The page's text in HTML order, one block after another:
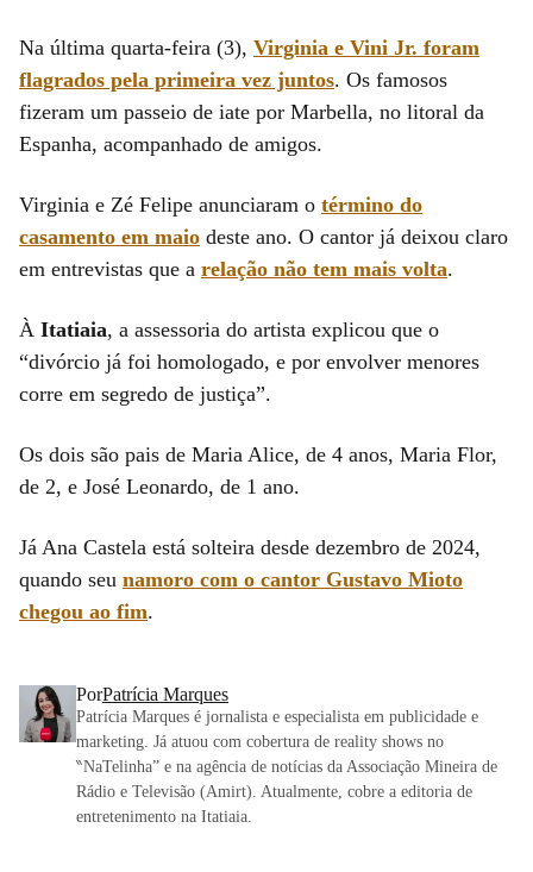
Na última quarta-feira (3), Virginia e Vini Jr. foram
flagrados pela primeira vez juntos. Os famosos
fizeram um passeio de iate por Marbella, no litoral da
Espanha, acompanhado de amigos.
Virginia e Zé Felipe anunciaram o término do
casamento em maio deste ano. O cantor já deixou claro
em entrevistas que a relação não tem mais volta.
À Itatiaia, a assessoria do artista explicou que o
“divórcio já foi homologado, e por envolver menores
corre em segredo de justiça”.
Os dois são pais de Maria Alice, de 4 anos, Maria Flor,
de 2, e José Leonardo, de 1 ano.
Já Ana Castela está solteira desde dezembro de 2024,
quando seu namoro com o cantor Gustavo Mioto
chegou ao fim.
PorPatrícia Marques
Patrícia Marques é jornalista e especialista em publicidade e
marketing. Já atuou com cobertura de reality shows no
‶NaTelinha” e na agência de notícias da Associação Mineira de
Rádio e Televisão (Amirt). Atualmente, cobre a editoria de
entretenimento na Itatiaia.